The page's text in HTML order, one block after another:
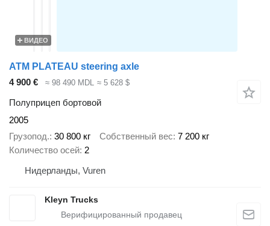
ВИДЕО
ATM PLATEAU steering axle
4 900 €
≈ 98 490 MDL ≈ 5 628 $
Полуприцеп бортовой
2005
Грузопод. 30 800 кг Собственный вес 7 200 кг
Количество осей 2
Нидерланды, Vuren
Kleyn Trucks